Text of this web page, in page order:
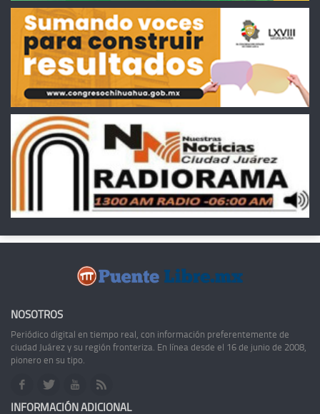
NOSOTROS
Periódico digital en tiempo real, con información preferentemente de
ciudad Juárez y su región fronteriza. En línea desde el 16 de junio de 2008,
pionero en su tipo.
INFORMACIÓN ADICIONAL